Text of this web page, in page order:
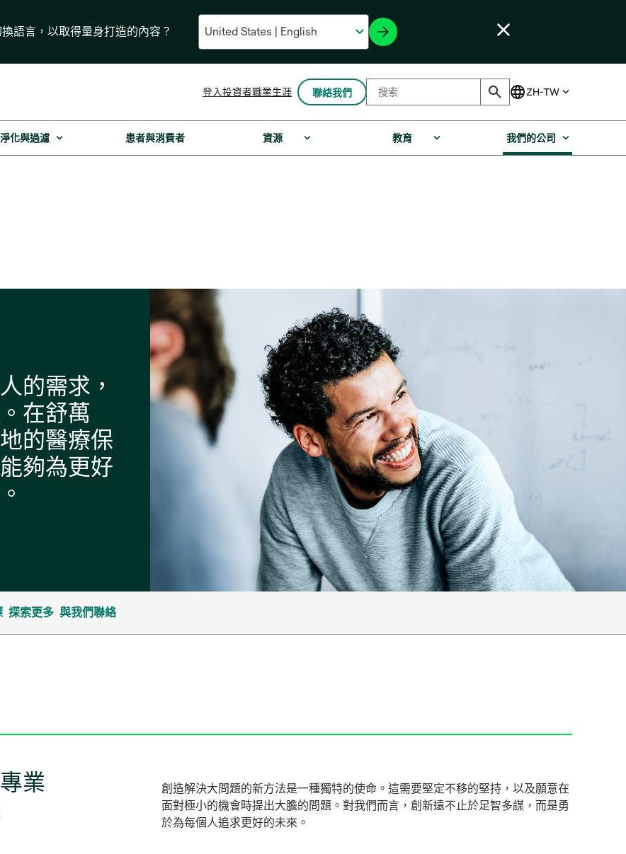
語言，以取得量身打造的內容？
登入投資者在
標
職業生涯 聯絡我們
淨化與過濾 患者與消費者 資源 教育 我們的公司
的需求，
在舒萬
的醫療保
夠為更好
探索更多 與我們聯絡
業
創造解決大問題的新方法是一種獨特的使命。這需要堅定不移的堅持，以及願意在
面對極小的機會時提出大膽的問題。對我們而言，創新遠不止於足智多謀，而是勇
於為每個人追求更好的未來。